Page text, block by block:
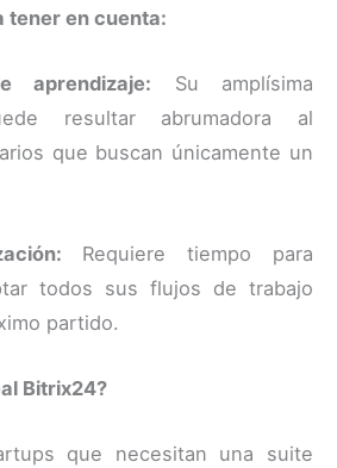
tener en cuenta:
aprendizaje: Su amplísima
resultar abrumadora al
que buscan únicamente un
Requiere tiempo para
todos sus flujos de trabajo
partido.
Bitrix24?
que necesitan una suite